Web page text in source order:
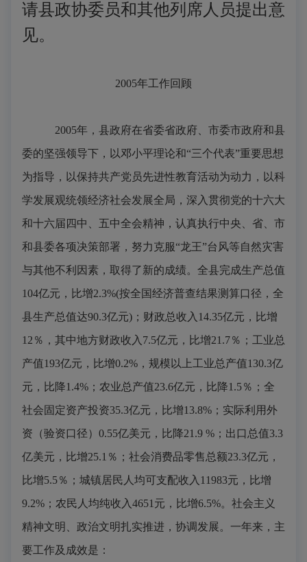
请县政协委员和其他列席人员提出意
见。
2005年工作回顾
2005年，县政府在省委省政府、市委市政府和县
委的坚强领导下，以邓小平理论和“三个代表”重要思想
为指导，以保持共产党员先进性教育活动为动力，以科
学发展观统领经济社会发展全局，深入贯彻党的十六大
和十六届四中、五中全会精神，认真执行中央、省、市
和县委各项决策部署，努力克服“龙王”台风等自然灾害
与其他不利因素，取得了新的成绩。全县完成生产总值
104亿元，比增2.3%(按全国经济普查结果测算口径，全
县生产总值达90.3亿元) ；财政总收入 14.35亿元，比增
12 ％，其中地方财政收入 7.5亿元，比增21.7％；工业总
产值193亿元，比增0.2% ，规模以上工业总产值130.3亿
元，比降1.4% ；农业总产值23.6亿元，比降1.5％；全
社会固定资产投资35.3亿元，比增13.8% ；实际利用外
资（验资口径） 0.55亿美元，比降21.9 % ；出口总值3.3
亿美元，比增25.1 ％；社会消费品零售总额23.3亿元，
比增5.5％；城镇居民人均可支配收入 11983元，比增
9.2% ；农民人均纯收入 4651 元，比增6.5%。社会主义
精神文明、政治文明扎实推进，协调发展。一年来，主
要工作及成效是：